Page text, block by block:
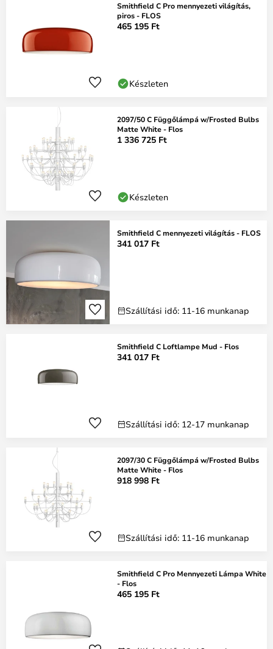
Smithfield C Pro mennyezeti világítás,
piros - FLOS
465 195 Ft
Készleten
2097/50 C Függőlámpá w/Frosted Bulbs
Matte White - Flos
1 336 725 Ft
Készleten
Smithfield C mennyezeti világítás - FLOS
341 017 Ft
Szállítási idő: 11-16 munkanap
Smithfield C Loftlampe Mud - Flos
341 017 Ft
Szállítási idő: 12-17 munkanap
2097/30 C Függőlámpá w/Frosted Bulbs
Matte White - Flos
918 998 Ft
Szállítási idő: 11-16 munkanap
Smithfield C Pro Mennyezeti Lámpa White
- Flos
465 195 Ft